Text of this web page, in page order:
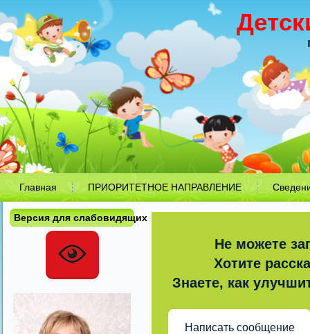
Главная ПРИОРИТЕТНОЕ НАПРАВЛЕНИЕ
Версия для слабовидящих
Не можете
Хотите
Знаете, как
Написать сообщение